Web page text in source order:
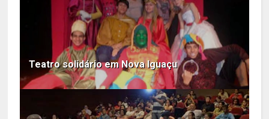
Teatro solidário em Nova Iguaçu